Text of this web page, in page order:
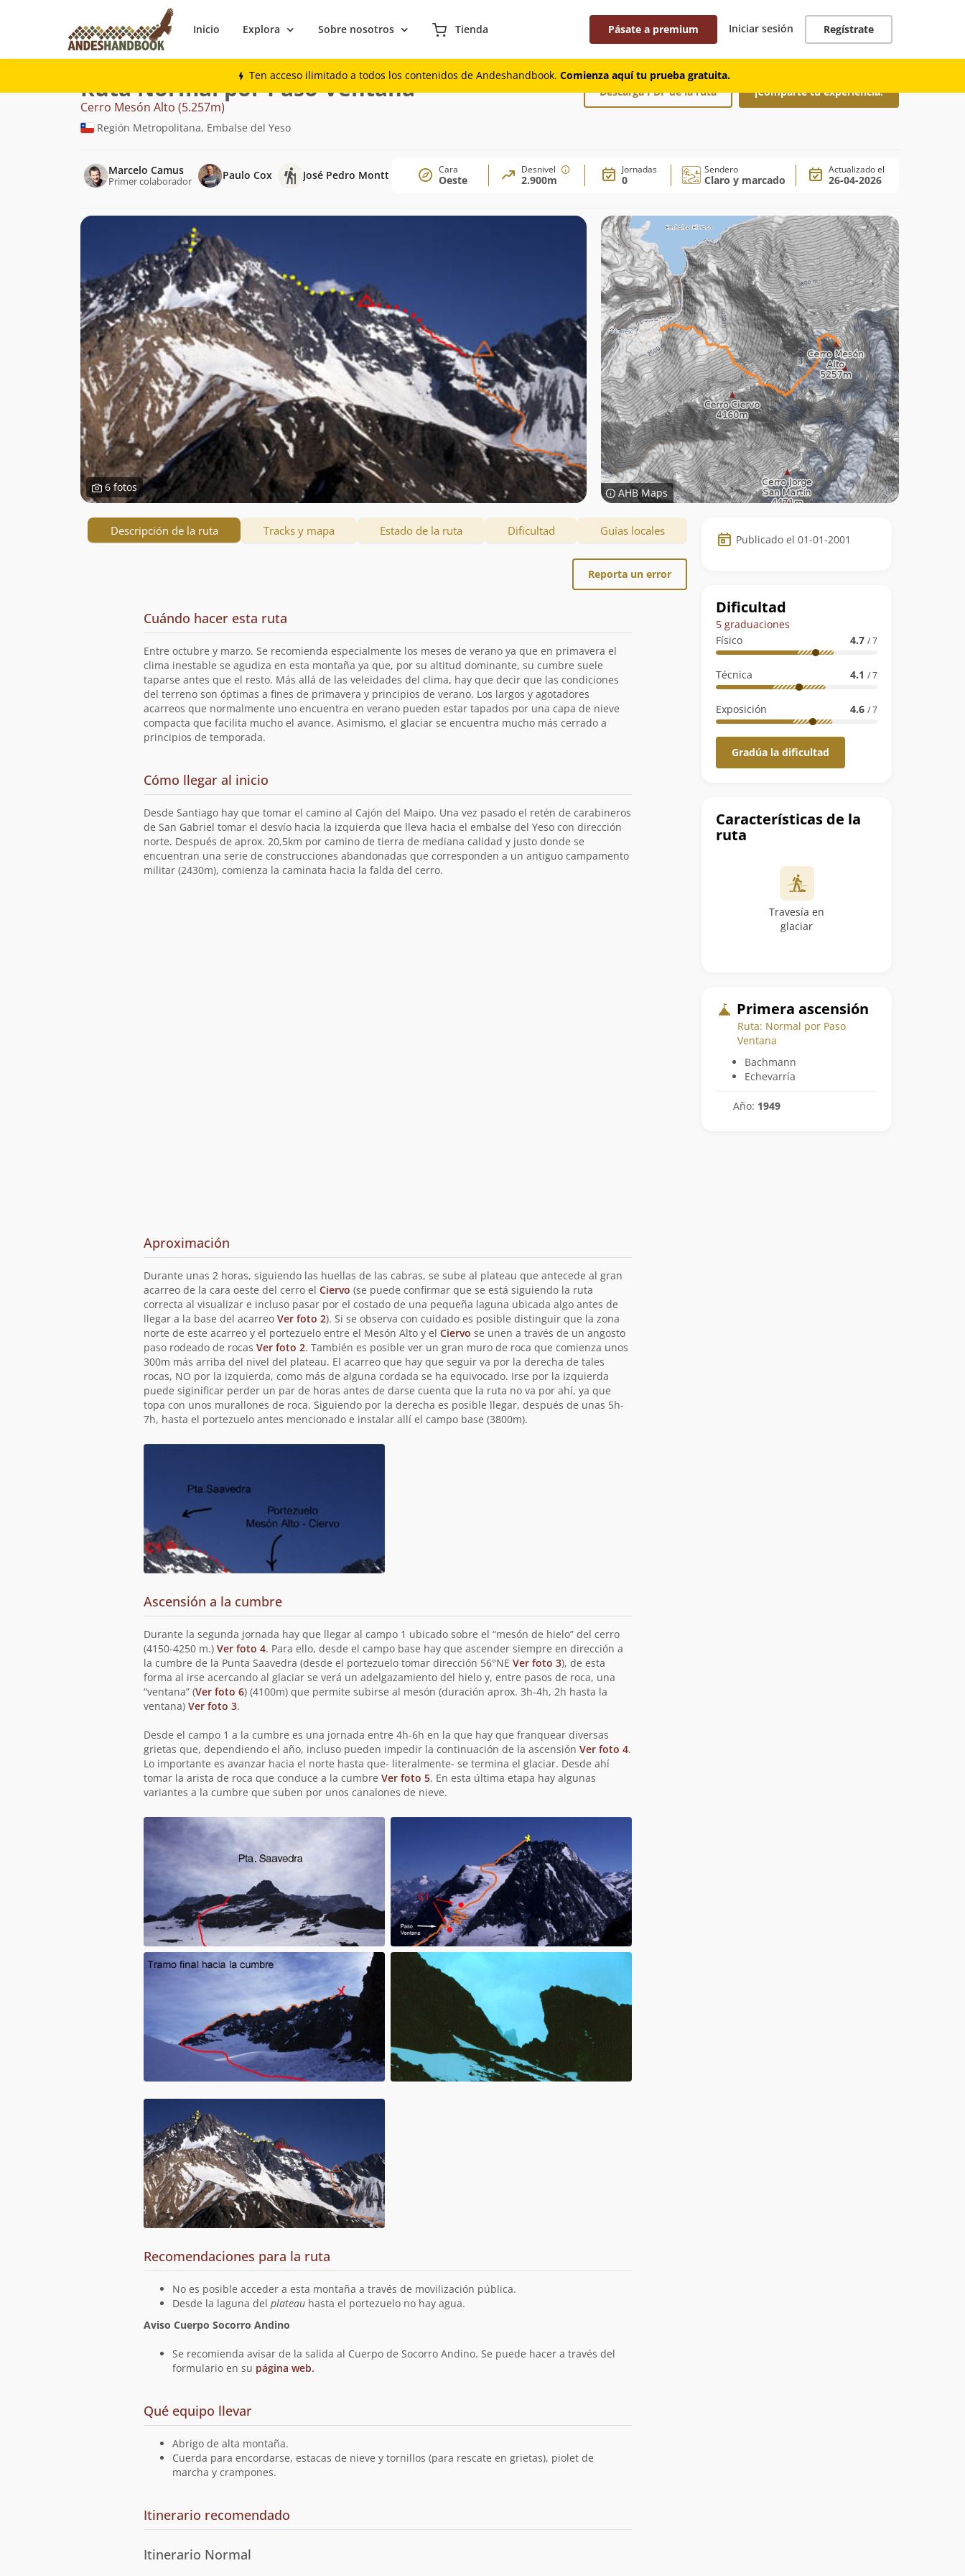
Inicio Explora Sobre nosotros Tienda Pásate a premium Iniciar sesión Regístrate
Ten acceso ilimitado a todos los contenidos de Andeshandbook. Comienza aquí tu prueba gratuita.
Montaña
Ruta Normal por Paso Ventana
Cerro Mesón Alto (5.257m)
Región Metropolitana, Embalse del Yeso
Descarga PDF de la ruta ¡Comparte tu experiencia!
Marcelo Camus
Primer colaborador Paulo Cox José Pedro Montt Cara
Oeste
Desnivel
2.900m
Jornadas
0
Sendero
Claro y marcado
Actualizado el
26-04-2026
6 fotos AHB Maps
Datos
de
ruta
Publicado el 01-01-2001
Dificultad
5 graduaciones
Físico
4.7 / 7
Técnica 4.1 / 7
Exposición 4.6 / 7
Gradúa la dificultad
Características de la
ruta
Travesía en
glaciar
Primera ascensión
Ruta: Normal por Paso
Ventana
Bachmann
Echevarría
Año: 1949
Descripción de la ruta Tracks y mapa Estado de la ruta Dificultad Guías locales
Reporta un error
Cuándo hacer esta ruta
Entre octubre y marzo. Se recomienda especialmente los meses de verano ya que en primavera el
clima inestable se agudiza en esta montaña ya que, por su altitud dominante, su cumbre suele
taparse antes que el resto. Más allá de las veleidades del clima, hay que decir que las condiciones
del terreno son óptimas a fines de primavera y principios de verano. Los largos y agotadores
acarreos que normalmente uno encuentra en verano pueden estar tapados por una capa de nieve
compacta que facilita mucho el avance. Asimismo, el glaciar se encuentra mucho más cerrado a
principios de temporada.
Cómo llegar al iniciode
la
ruta
Desde Santiago hay que tomar el camino al Cajón del Maipo. Una vez pasado el retén de carabineros
de San Gabriel tomar el desvío hacia la izquierda que lleva hacia el embalse del Yeso con dirección
norte. Después de aprox. 20,5km por camino de tierra de mediana calidad y justo donde se
encuentran una serie de construcciones abandonadas que corresponden a un antiguo campamento
militar (2430m), comienza la caminata hacia la falda del cerro.
Aproximación
Durante unas 2 horas, siguiendo las huellas de las cabras, se sube al plateau que antecede al gran
acarreo de la cara oeste del cerro el Ciervo (se puede confirmar que se está siguiendo la ruta
correcta al visualizar e incluso pasar por el costado de una pequeña laguna ubicada algo antes de
llegar a la base del acarreo Ver foto 2). Si se observa con cuidado es posible distinguir que la zona
norte de este acarreo y el portezuelo entre el Mesón Alto y el Ciervo se unen a través de un angosto
paso rodeado de rocas Ver foto 2. También es posible ver un gran muro de roca que comienza unos
300m más arriba del nivel del plateau. El acarreo que hay que seguir va por la derecha de tales
rocas, NO por la izquierda, como más de alguna cordada se ha equivocado. Irse por la izquierda
puede siginificar perder un par de horas antes de darse cuenta que la ruta no va por ahí, ya que
topa con unos murallones de roca. Siguiendo por la derecha es posible llegar, después de unas 5h-
7h, hasta el portezuelo antes mencionado e instalar allí el campo base (3800m).
Ascensión a la cumbre
Durante la segunda jornada hay que llegar al campo 1 ubicado sobre el “mesón de hielo” del cerro
(4150-4250 m.) Ver foto 4. Para ello, desde el campo base hay que ascender siempre en dirección a
la cumbre de la Punta Saavedra (desde el portezuelo tomar dirección 56°NE Ver foto 3), de esta
forma al irse acercando al glaciar se verá un adelgazamiento del hielo y, entre pasos de roca, una
“ventana” (Ver foto 6) (4100m) que permite subirse al mesón (duración aprox. 3h-4h, 2h hasta la
ventana) Ver foto 3.
Desde el campo 1 a la cumbre es una jornada entre 4h-6h en la que hay que franquear diversas
grietas que, dependiendo el año, incluso pueden impedir la continuación de la ascensión Ver foto 4.
Lo importante es avanzar hacia el norte hasta que- literalmente- se termina el glaciar. Desde ahí
tomar la arista de roca que conduce a la cumbre Ver foto 5. En esta última etapa hay algunas
variantes a la cumbre que suben por unos canalones de nieve.
Recomendaciones para la ruta
No es posible acceder a esta montaña a través de movilización pública.
Desde la laguna del plateauhasta el portezuelo no hay agua.
Aviso Cuerpo Socorro Andino
Se recomienda avisar de la salida al Cuerpo de Socorro Andino. Se puede hacer a través del
formulario en su página web.
Qué equipo llevar
Abrigo de alta montaña.
Cuerda para encordarse, estacas de nieve y tornillos (para rescate en grietas), piolet de
marcha y crampones.
Cuál
es
Itinerario recomendado
Itinerario Normal